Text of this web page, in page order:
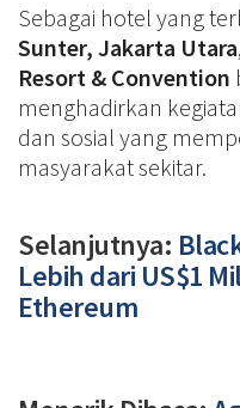
Sebagai hotel yang
Sunter, Jakarta Utara,
Resort & Convention
menghadirkan
dan sosial yang
masyarakat sekitar.
Selanjutnya:
Lebih dari US$1
Ethereum